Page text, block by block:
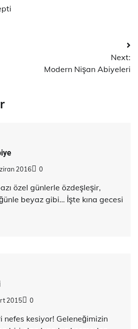
Next:
Modern Nişan Abiyeleri
2016 0
özel günlerle özdeşleşir,
beyaz gibi… İşte kına gecesi
2015 0
nefes kesiyor! Geleneğimizin